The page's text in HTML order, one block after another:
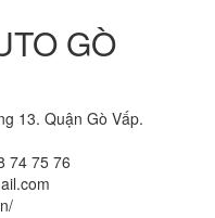
GÒ
13. Quận Gò Vấp.
74 75 76